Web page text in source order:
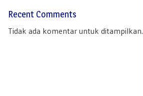
Recent Comments
Tidak ada komentar untuk ditampilkan.